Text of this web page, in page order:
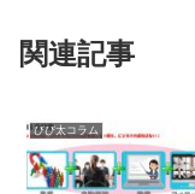
関連記事
びび太コラム